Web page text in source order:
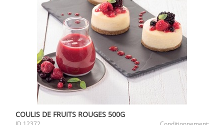
COULIS DE FRUITS ROUGES 500G